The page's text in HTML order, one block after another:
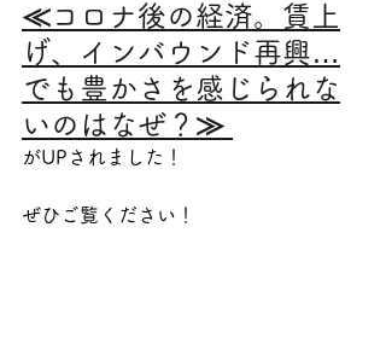
≪ コロナ後の経済。賃上
げ、インバウンド再興…
でも豊かさを感じられな
いのはなぜ？ ≫
がUPされました！
ぜひご覧ください！